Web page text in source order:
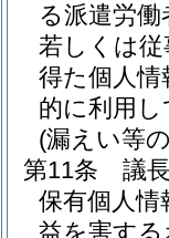
る派遣労
若しくは
得た個人
的に利用
(漏えい等
第11条
議
保有個人
益を害す